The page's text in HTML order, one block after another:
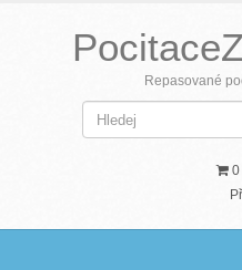
Repasované
0